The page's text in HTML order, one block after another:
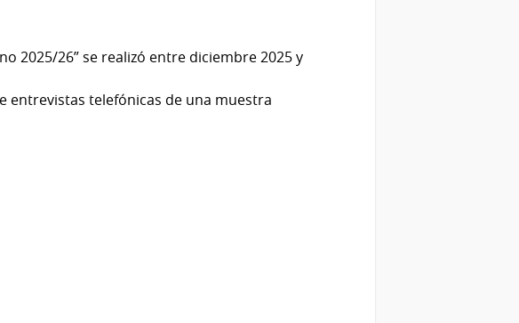
2025/26” se realizó entre diciembre 2025 y
entrevistas telefónicas de una muestra